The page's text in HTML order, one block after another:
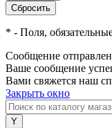
* - Поля,
Сообщение
Ваше сообщение
Вами свяжется наш
Закрыть окно